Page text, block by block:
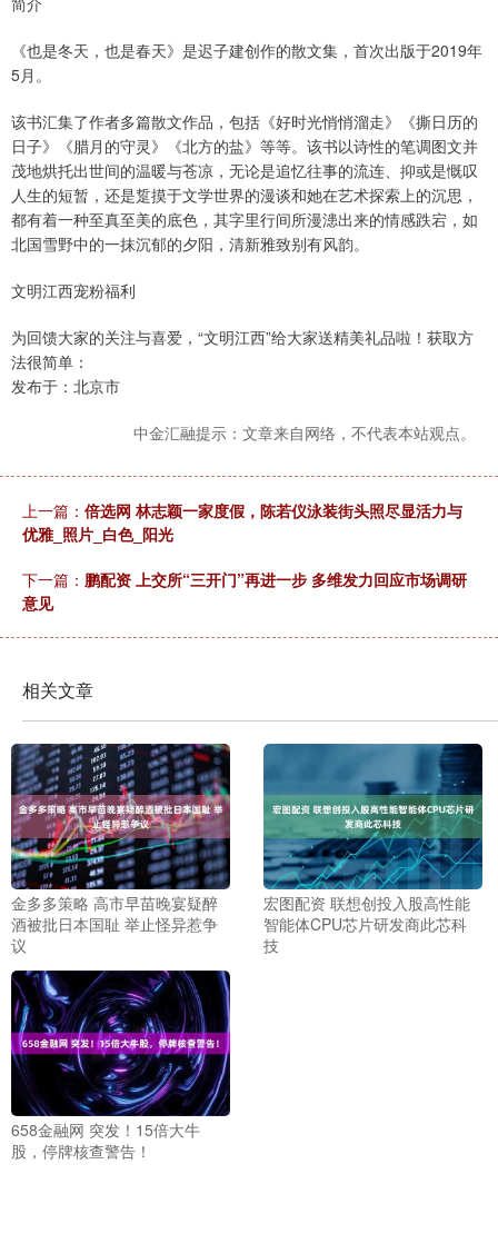
《也是冬天，也是春天》是迟子建创作的散文集，首次出版于2019年
5月。
该书汇集了作者多篇散文作品，包括《好时光悄悄溜走》《撕日历的
日子》《腊月的守灵》《北方的盐》等等。该书以诗性的笔调图文并
茂地烘托出世间的温暖与苍凉，无论是追忆往事的流连、抑或是慨叹
人生的短暂，还是踅摸于文学世界的漫谈和她在艺术探索上的沉思，
都有着一种至真至美的底色，其字里行间所漫漶出来的情感跌宕，如
北国雪野中的一抹沉郁的夕阳，清新雅致别有风韵。
文明江西宠粉福利
为回馈大家的关注与喜爱，“文明江西”给大家送精美礼品啦！获取方
法很简单：
发布于：北京市
中金汇融提示：文章来自网络，不代表本站观点。
上一篇： 倍选网 林志颖一家度假，陈若仪泳装街头照尽显活力与
优雅_照片_白色_阳光
下一篇： 鹏配资 上交所“三开门”再进一步 多维发力回应市场调研
意见
相关文章
金多多策略 高市早苗晚宴疑醉
酒被批日本国耻 举止怪异惹争
议
宏图配资 联想创投入股高性能
智能体CPU芯片研发商此芯科
技
658金融网 突发！15倍大牛
股，停牌核查警告！